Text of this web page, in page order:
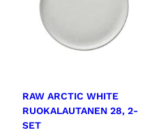
RAW ARCTIC WHITE
RUOKALAUTANEN 28, 2-
SET